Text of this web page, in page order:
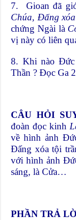
7. Gioan đã
Chúa, Đấng
chứng Ngài là
vị này có liên
8. Khi nào Đức
Thần ? Đọc Ga
CÂU HỎI
đoàn đọc kinh
về hình ảnh
Đấng xóa tội
với hình ảnh
sáng, là Cửa…
PHẦN TRẢ